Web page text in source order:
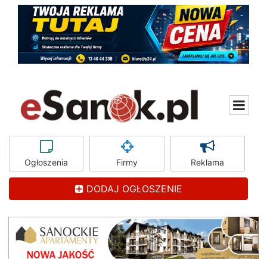
Ogłoszenia Firmy Reklama
DODAJ OGŁOSZENIE